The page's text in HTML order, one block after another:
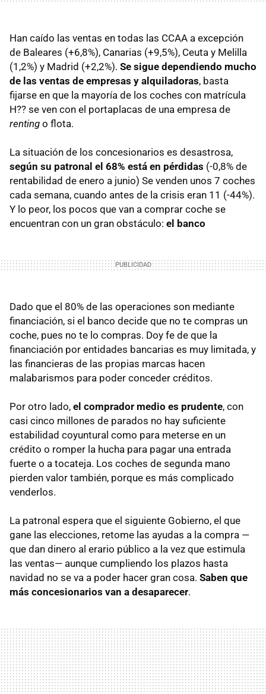
Han caído las ventas en todas las CCAA a excepción
de Baleares (+6,8%), Canarias (+9,5%), Ceuta y Melilla
(1,2%) y Madrid (+2,2%). Se sigue dependiendo mucho
de las ventas de empresas y alquiladoras, basta
fijarse en que la mayoría de los coches con matrícula
H?? se ven con el portaplacas de una empresa de
renting o flota.
La situación de los concesionarios es desastrosa,
según su patronal el 68% está en pérdidas (-0,8% de
rentabilidad de enero a junio) Se venden unos 7 coches
cada semana, cuando antes de la crisis eran 11 (-44%).
Y lo peor, los pocos que van a comprar coche se
encuentran con un gran obstáculo: el banco
Dado que el 80% de las operaciones son mediante
financiación, si el banco decide que no te compras un
coche, pues no te lo compras. Doy fe de que la
financiación por entidades bancarias es muy limitada, y
las financieras de las propias marcas hacen
malabarismos para poder conceder créditos.
Por otro lado, el comprador medio es prudente, con
casi cinco millones de parados no hay suficiente
estabilidad coyuntural como para meterse en un
crédito o romper la hucha para pagar una entrada
fuerte o a tocateja. Los coches de segunda mano
pierden valor también, porque es más complicado
venderlos.
La patronal espera que el siguiente Gobierno, el que
gane las elecciones, retome las ayudas a la compra —
que dan dinero al erario público a la vez que estimula
las ventas— aunque cumpliendo los plazos hasta
navidad no se va a poder hacer gran cosa. Saben que
más concesionarios van a desaparecer.